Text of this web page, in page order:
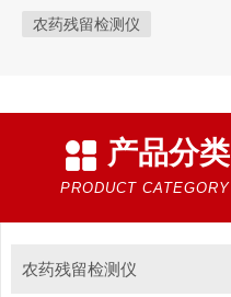
农药残留检测仪
产品分类
PRODUCT CATEGORY
农药残留检测仪